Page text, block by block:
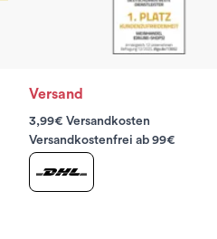
Versand
3,99€ Versandkosten
Versandkostenfrei ab 99€